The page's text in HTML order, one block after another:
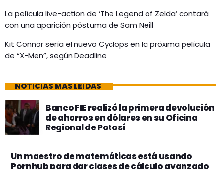
La película live-action de ‘The Legend of Zelda’ contará
con una aparición póstuma de Sam Neill
Kit Connor sería el nuevo Cyclops en la próxima película
de “X-Men”, según Deadline
NOTICIAS MÁS LEÍDAS
Banco FIE realizó la primera devolución
de ahorros en dólares en su Oficina
Regional de Potosí
Un maestro de matemáticas está usando
Pornhub para dar clases de cálculo avanzado